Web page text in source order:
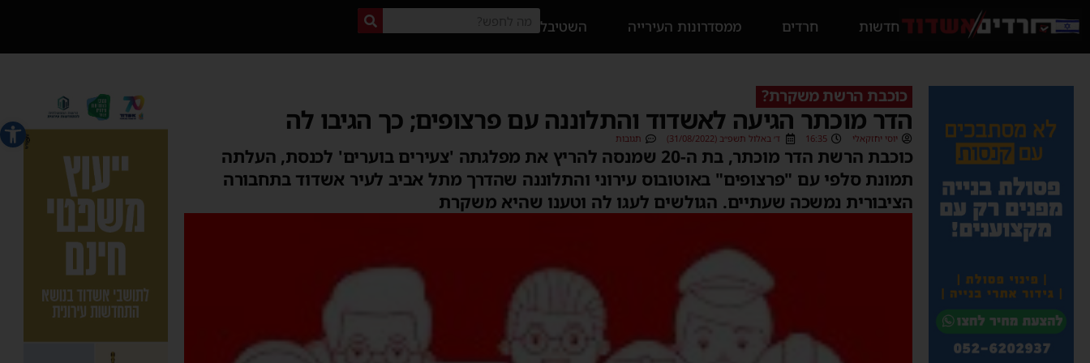
פתח
חדשות חרדים ממסדרונות העירייה השטיבל
כוכבת הרשת משקרת?
הדר מוכתר הגיעה לאשדוד והתלוננה עם פרצופים; כך הגיבו לה
יוסי יחזקאלי 16:35 ד׳ באלול תשפ״ב (31/08/2022) תגובות
כוכבת הרשת הדר מוכתר, בת ה-20 שמנסה להריץ את מפלגתה 'צעירים בוערים' לכנסת, העלתה
תמונת סלפי עם "פרצופים" באוטובוס עירוני והתלוננה שהדרך מתל אביב לעיר אשדוד בתחבורה
הציבורית נמשכה שעתיים. הגולשים לעגו לה וטענו שהיא משקרת